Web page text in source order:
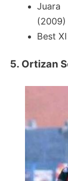
Juara
(2009)
Best
5. Ortizan